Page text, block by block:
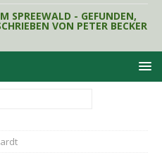
SPREEWALD - GEFUNDEN,
VON PETER BECKER